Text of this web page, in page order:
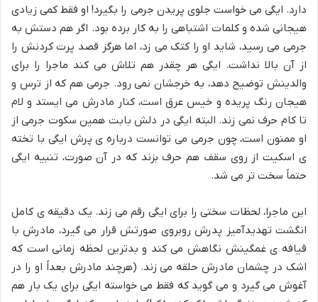
دارد. ایگی می خواست جلوی پریدن جرمی را بگیرد! او فقط کمی زیادی
هیجانی شده و کلمات اشتباهی را به کار برده بود. اگر هم دستش به
جرمی می رسید، شاید او را کتک می زد، اما هرگز قصد پرت کردنش را
از آن بالا نداشت. ایگی هر چقدر هم تلاش می کند ماجرا را برای
والدینش توضیح دهد، به خرجشان نمی رود. جرمی هم که از ترس و
هیجان رنگ پریده و خیس عرق است، کنار مادرش می ایستد و لام
تا کام حرف نمی زند. البته ایگی در دلش بابت همین سکوت جرمی از
او ممنون است، چون جرمی می توانست درباره ی پرش ایگی با تخته
ی اسکیت از روی سقف هم حرف بزند که در آن صورت، تنبیه ایگی
حتماً سخت تر می شد.
این ماجرا، لحظات سختی را برای ایگی رقم می زند. یک دقیقه ی کامل
انگشت تهدیدآمیز پدرش روبروی صورتش قرار می گیرد، مادرش با
قیافه ی غمگینش نگاهش می کند و بدترین لحظه زمانی است که
اشک در چشمان مادرش حلقه می زند. (هرچند مادرش بعداً او را در
آغوش می گیرد و می گوید که فقط می خواسته ایگی برای یک بار هم